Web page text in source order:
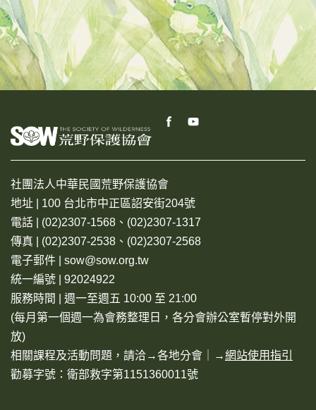
社團法人中華民國荒野保護協會
地址 | 100 台北市中正區詔安街204號
電話 | (02)2307-1568、(02)2307-1317
傳真 | (02)2307-2538、(02)2307-2568
電子郵件 | sow@sow.org.tw
統一編號 | 92024922
服務時間 | 週一至週五 10:00 至 21:00
(每月第一個週一為會務整理日，各分會辦公室暫停對外開
放)
相關課程及活動問題，請洽→各地分會 ｜→網站使用指引
勸募字號：衛部救字第1151360011號